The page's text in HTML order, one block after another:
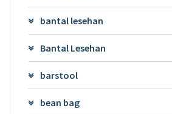
bantal lesehan
Bantal Lesehan
barstool
bean bag